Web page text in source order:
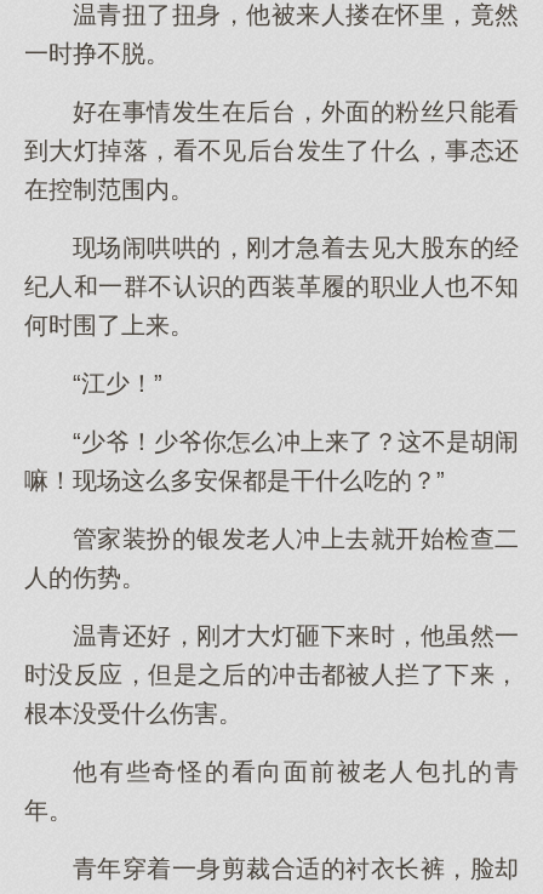
温青扭了扭身，他被来人搂在怀里，竟然
一时挣不脱。
好在事情发生在后台，外面的粉丝只能看
到大灯掉落，看不见后台发生了什么，事态还
在控制范围内。
现场闹哄哄的，刚才急着去见大股东的经
纪人和一群不认识的西装革履的职业人也不知
何时围了上来。
“江少！”
“少爷！少爷你怎么冲上来了？这不是胡闹
嘛！现场这么多安保都是干什么吃的？”
管家装扮的银发老人冲上去就开始检查二
人的伤势。
温青还好，刚才大灯砸下来时，他虽然一
时没反应，但是之后的冲击都被人拦了下来，
根本没受什么伤害。
他有些奇怪的看向面前被老人包扎的青
年。
青年穿着一身剪裁合适的衬衣长裤，脸却